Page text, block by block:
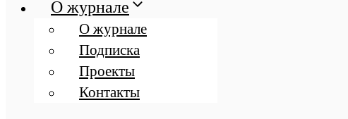
О журнале
О журнале
Подписка
Проекты
Контакты